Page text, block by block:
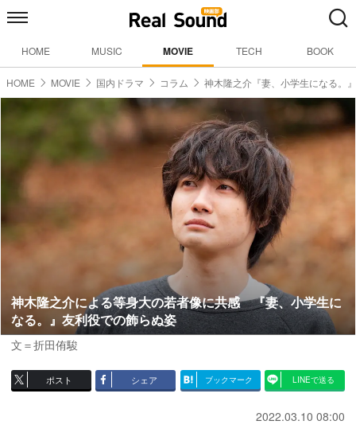
HOME MUSIC MOVIE TECH BOOK
HOME MOVIE 国内ドラマ コラム 神木隆之介『妻、小学生になる。
神木隆之介による等身大の若者像に共感 『妻、小学生に
なる。』友利役での飾らぬ姿
文＝折田侑駿
ポスト シェア ブックマーク LINEで送る
2022.03.10 08:00